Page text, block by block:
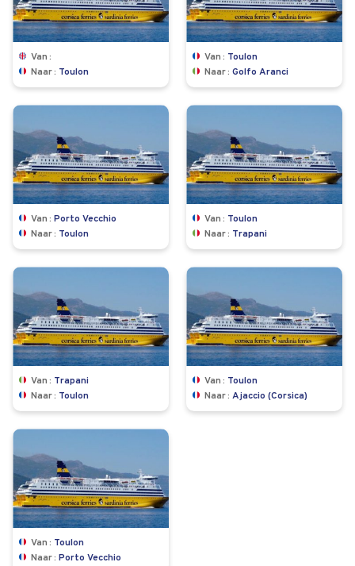
Van
Naar
Toulon
Van
Toulon
Naar
Golfo Aranci
Van
Porto Vecchio
Naar
Toulon
Van
Toulon
Naar
Trapani
Van
Trapani
Naar
Toulon
Van
Toulon
Naar
Ajaccio (Corsica)
Van
Toulon
Naar
Porto Vecchio